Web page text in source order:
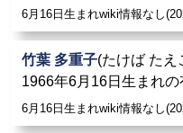
6月16日生まれwiki情報なし
竹葉 多重子(たけば たえ
1966年6月16日生まれ
6月16日生まれwiki情報なし